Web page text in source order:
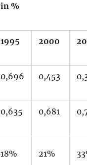
in %
1995 2000
0,696 0,453
0,635 0,681
18% 21%